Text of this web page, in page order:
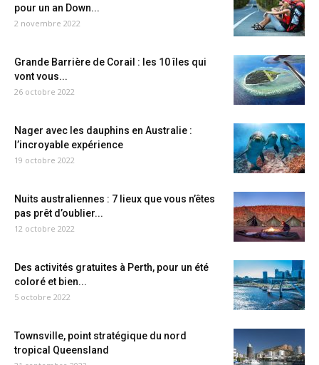
pour un an Down...
2 novembre 2022
Grande Barrière de Corail : les 10 îles qui
vont vous...
26 octobre 2022
Nager avec les dauphins en Australie :
l’incroyable expérience
19 octobre 2022
Nuits australiennes : 7 lieux que vous n’êtes
pas prêt d’oublier...
12 octobre 2022
Des activités gratuites à Perth, pour un été
coloré et bien...
5 octobre 2022
Townsville, point stratégique du nord
tropical Queensland